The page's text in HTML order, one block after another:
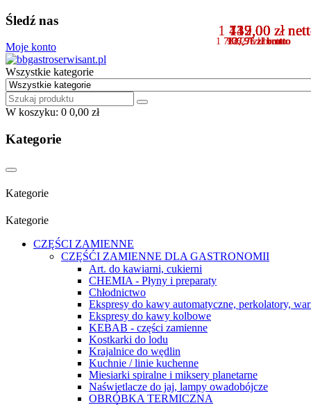
Śledź nas
Moje konto
Wszystkie kategorie
W koszyku: 0 0,00 zł
Kategorie
Kategorie
Kategorie
CZĘŚCI ZAMIENNE
CZĘŚĆI ZAMIENNE DLA GASTRONOMII
Art. do kawiarni, cukierni
CHEMIA - Płyny i preparaty
Chłodnictwo
Ekspresy do kawy automatyczne, perkolatory,
Ekspresy do kawy kolbowe
KEBAB - części zamienne
Kostkarki do lodu
Krajalnice do wędlin
Kuchnie / linie kuchenne
Miesiarki spiralne i miksery planetarne
Naświetlacze do jaj, lampy owadobójcze
OBRÓBKA TERMICZNA
1 449,00 zł
1 782,27 zł brutto
139,00 zł
170,97 zł brutto
112,00 zł
137,76 zł brutto
737,00 zł
906,51 zł brutto